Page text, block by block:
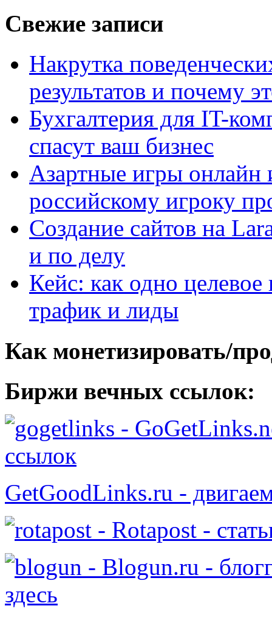
Свежие записи
Накрутка
результатов и почему
Бухгалтерия для IT-
спасут ваш бизнес
Азартные игры онлайн
российскому игроку
Создание сайтов на
и по делу
Кейс: как одно
трафик и лиды
Как монетизировать/
Биржи вечных ссылок:
-
ссылок
GetGoodLinks.ru -
- Rotapost -
- Blogun.ru -
здесь